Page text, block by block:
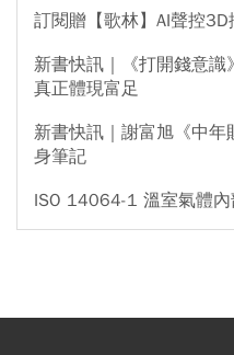
訂閱贈【歌林】AI聲控3D
新書快訊｜《打開錢意
真正體現富足
新書快訊｜謝富旭《中
身筆記
ISO 14064-1 溫室氣體